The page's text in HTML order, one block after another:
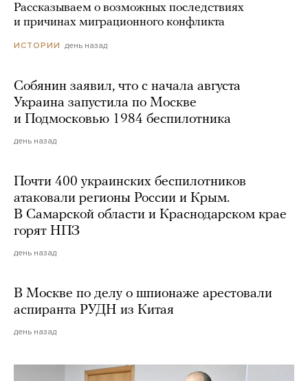
Рассказываем о возможных последствиях
и причинах миграционного конфликта
ИСТОРИИ день назад
Собянин заявил, что с начала августа
Украина запустила по Москве
и Подмосковью 1984 беспилотника
день назад
Почти 400 украинских беспилотников
атаковали регионы России и Крым.
В Самарской области и Краснодарском крае
горят НПЗ
день назад
В Москве по делу о шпионаже арестовали
аспиранта РУДН из Китая
день назад